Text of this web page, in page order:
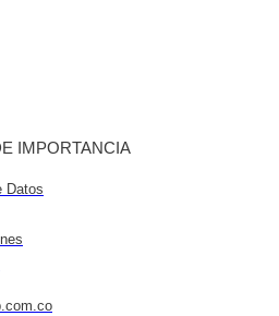
IMPORTANCIA
Datos